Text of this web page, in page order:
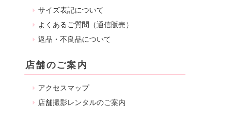
サイズ表記について
よくあるご質問（通信販売）
返品・不良品について
店舗のご案内
アクセスマップ
店舗撮影レンタルのご案内